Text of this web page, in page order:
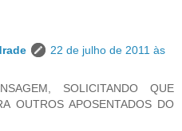
22 de julho de 2011 às
SOLICITANDO QUE
OUTROS APOSENTADOS DO